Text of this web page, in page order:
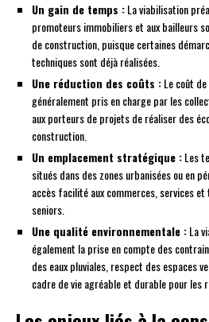
Un gain de temps :La viabilisation
promoteurs immobiliers et aux bailleurs
de construction, puisque certaines
techniques sont déjà réalisées.
Une réduction des coûts :Le coût
généralement pris en charge par les
aux porteurs de projets de réaliser des
construction.
Un emplacement stratégique :Les
situés dans des zones urbanisées ou en
accès facilité aux commerces, services
seniors.
Une qualité environnementale :La
également la prise en compte des
des eaux pluviales, respect des espaces
cadre de vie agréable et durable pour les